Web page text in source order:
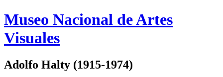
Logo
MNAV
Museo Nacional de Artes
Visuales
Adolfo Halty (1915-1974)